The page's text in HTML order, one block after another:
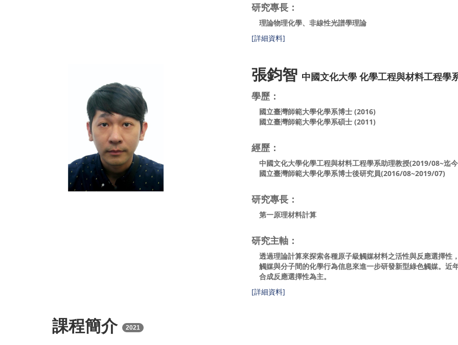
研究專長：
理論物理化學、非線性光譜學理論
[詳細資料]
張鈞智 中國文化大學 化學工程與材料工程學
學歷：
國立臺灣師範大學化學系博士 (2016)
國立臺灣師範大學化學系碩士 (2011)
經歷：
中國文化大學化學工程與材料工程學系助理教授(2019/08~迄
國立臺灣師範大學化學系博士後研究員(2016/08~2019/07)
研究專長：
第一原理材料計算
研究主軸：
透過理論計算來探索各種原子級觸媒材料之活性與反應選擇
觸媒與分子間的化學行為信息來進一步研發新型綠色觸媒。
合成反應選擇性為主。
[詳細資料]
課程簡介 2021